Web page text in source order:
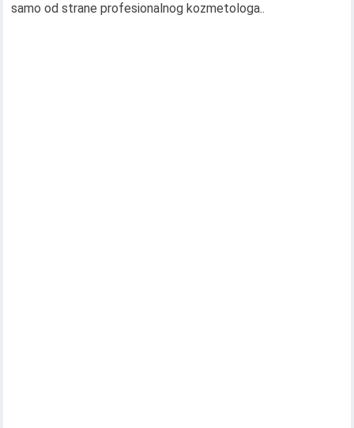
samo od strane profesionalnog kozmetologa..